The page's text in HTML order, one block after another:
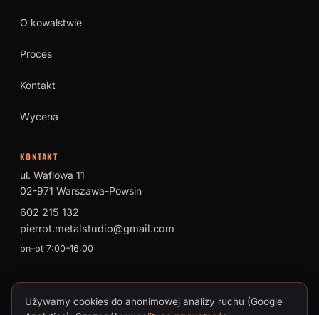
O kowalstwie
Proces
Kontakt
Wycena
KONTAKT
ul. Waflowa 11
02-971 Warszawa-Powsin
602 215 132
pierrot.metalstudio@gmail.com
pn–pt 7:00–16:00
© 2026 PIERROT Metal Studio · Tomasz Brokman, Mistrz Sztuki
Używamy cookies do anonimowej analizy ruchu (Google